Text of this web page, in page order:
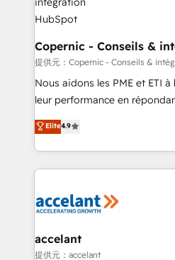
One company, one operating
across offices and consulting
Canada, Germany, France,
South Africa. Certified compliant with ISO/IEC
27001:2022 and ISO
international offices and 175+
Copernic - Conseils &
提供元：Copernic - Conseils &
Nous aidons les PME et ETI
leur performance en
Intégration de HubSpot avec
téléphonie, etc.) • Alignement des équipes grâce à un
outil et des données partagées • Amélioration
collecte et de l’analyse des
de la productivité des équipes Notre équipe de 30
avec un engagement total,
métiers et technologie, et
Elite4.9
accelant
提供元：accelant